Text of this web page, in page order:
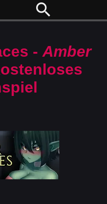
search
-Amber